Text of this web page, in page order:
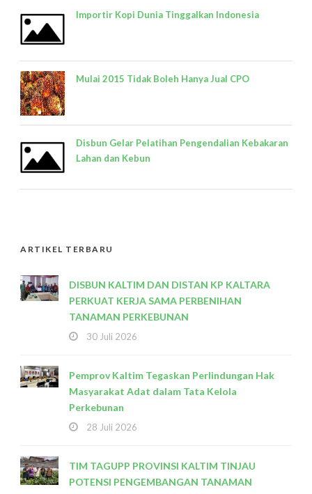
Importir Kopi Dunia Tinggalkan Indonesia
Mulai 2015 Tidak Boleh Hanya Jual CPO
Disbun Gelar Pelatihan Pengendalian Kebakaran
Lahan dan Kebun
ARTIKEL TERBARU
DISBUN KALTIM DAN DISTAN KP KALTARA
PERKUAT KERJA SAMA PERBENIHAN
TANAMAN PERKEBUNAN
30 Juli 2026
Pemprov Kaltim Tegaskan Perlindungan Hak
Masyarakat Adat dalam Tata Kelola
Perkebunan
28 Juli 2026
TIM TAGUPP PROVINSI KALTIM TINJAU
POTENSI PENGEMBANGAN TANAMAN